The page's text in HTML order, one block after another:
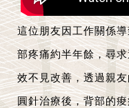
這位朋友因工作關係
部疼痛約半年餘，尋
效不見改善，透過親
圓針治療後，背部的